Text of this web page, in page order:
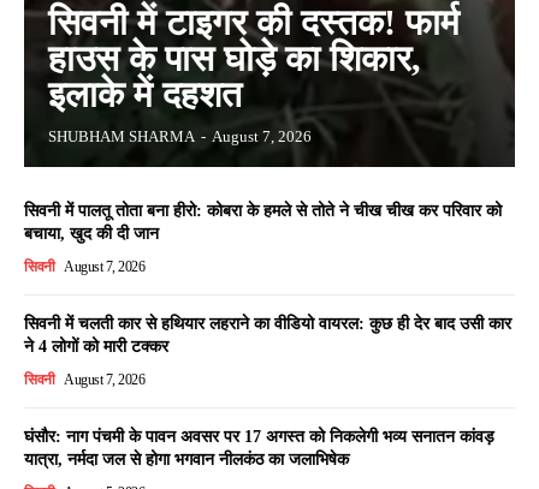
सिवनी में टाइगर की दस्तक! फार्म
हाउस के पास घोड़े का शिकार,
इलाके में दहशत
SHUBHAM SHARMA - August 7, 2026
सिवनी में पालतू तोता बना हीरो: कोबरा के हमले से तोते ने चीख चीख कर परिवार को
बचाया, खुद की दी जान
सिवनी August 7, 2026
सिवनी में चलती कार से हथियार लहराने का वीडियो वायरल: कुछ ही देर बाद उसी कार
ने 4 लोगों को मारी टक्कर
सिवनी August 7, 2026
घंसौर: नाग पंचमी के पावन अवसर पर 17 अगस्त को निकलेगी भव्य सनातन कांवड़
यात्रा, नर्मदा जल से होगा भगवान नीलकंठ का जलाभिषेक